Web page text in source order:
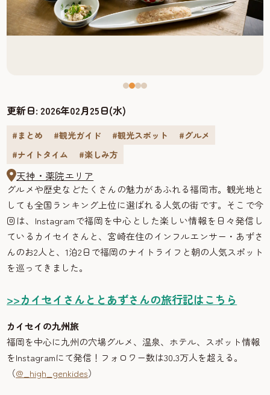
更新日:2026年02月25日(水)
#まとめ #観光ガイド #観光スポット
#グルメ
#ナイトタイム
#楽しみ方
天神・薬院エリア
グルメや歴史などたくさんの魅力があふれる福岡市。観光地と
しても全国ランキング上位に選ばれる人気の街です。そこで今
回は、Instagramで福岡を中心とした楽しい情報を日々発信し
ているカイセイさんと、宮崎在住のインフルエンサー・あずさ
んのお2人と、1泊2日で福岡のナイトライフと朝の人気スポット
を巡ってきました。
>>カイセイさんととあずさんの旅行記はこちら
カイセイの九州旅
福岡を中心に九州の穴場グルメ、温泉、ホテル、スポット情報
をInstagramにて発信！フォロワー数は30.3万人を超える。
（@_high_genkides）